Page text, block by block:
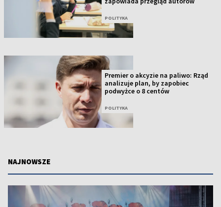
POLITYKA
Premier o akcyzie na paliwo: Rząd
analizuje plan, by zapobiec
podwyżce o 8 centów
POLITYKA
NAJNOWSZE